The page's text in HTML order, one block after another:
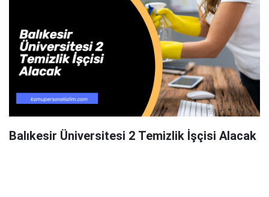
Balıkesir Üniversitesi 2 Temizlik İşçisi Alacak